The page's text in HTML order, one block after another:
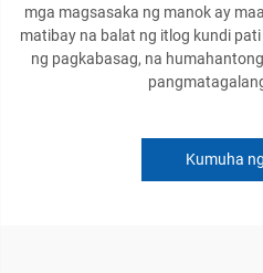
mga magsasaka ng manok ay
matibay na balat ng itlog kundi
ng pagkabasag, na
Kumuha